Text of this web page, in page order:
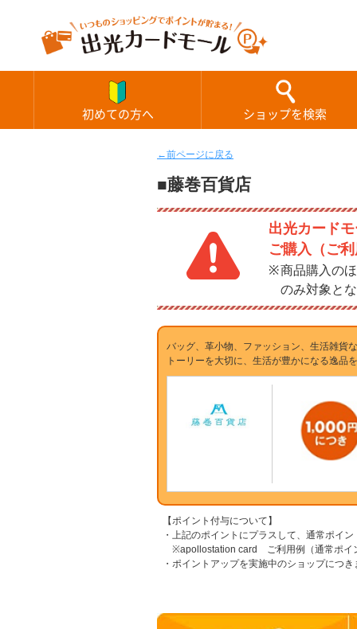
初めての方へ ショップを検索
←前ページに戻る
■藤巻百貨店
出光カード
ご購入（ご
商品購入の
のみ対象と
バッグ、革小物、ファッション、生活雑貨
トーリーを大切に、生活が豊かになる逸品
【ポイント付与について】
・上記のポイントにプラスして、通常ポイ
※apollostation card ご利用例（通常ポイ
・ポイントアップを実施中のショップにつ